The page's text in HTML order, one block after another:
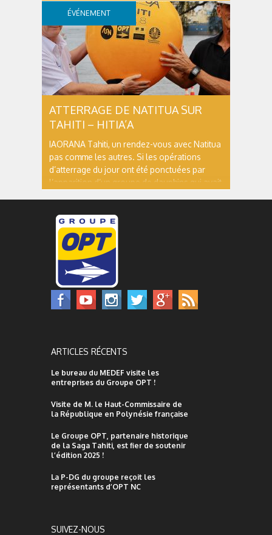
principale de l'île notamment grâce à la
richesse de sa faune marine. Son lagon
exceptionnel et les passes réputées dans
le...
ÉVÉNEMENT
ATTERRAGE DE NATITUA SUR
TAHITI – HITIA’A
IAORANA Tahiti, un rendez-vous avec Natitua
pas comme les autres. Si les opérations
d’atterrage du jour ont été ponctuées par
l’apparition d’un groupe de dauphins qui avait
câble, cette étape, n’a pu...
ARTICLES RÉCENTS
Le bureau du MEDEF visite les
entreprises du Groupe OPT !
Visite de M. le Haut-Commissaire de
la République en Polynésie française
Le Groupe OPT, partenaire historique
de la Saga Tahiti, est fier de soutenir
l’édition 2025 !
La P-DG du groupe reçoit les
représentants d’OPT NC
SUIVEZ-NOUS